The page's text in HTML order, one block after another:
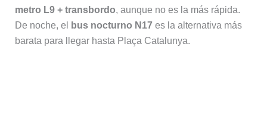
metro L9 + transbordo, aunque no es la más rápida.
De noche, el
bus nocturno N17es la alternativa más
barata para llegar hasta Plaça Catalunya.